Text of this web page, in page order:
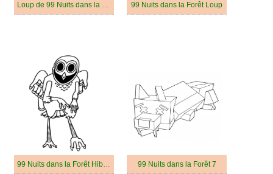
Loup de 99 Nuits dans la Forêt 99 Nuits dans la Forêt Loup
99 Nuits dans la Forêt Hibou 99 Nuits dans la Forêt 7